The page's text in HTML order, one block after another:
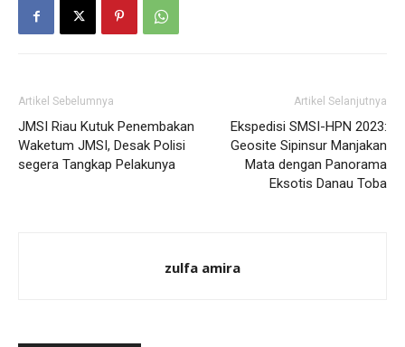
Artikel Sebelumnya
JMSI Riau Kutuk Penembakan
Waketum JMSI, Desak Polisi
segera Tangkap Pelakunya
Artikel Selanjutnya
Ekspedisi SMSI-HPN 2023:
Geosite Sipinsur Manjakan
Mata dengan Panorama
Eksotis Danau Toba
zulfa amira